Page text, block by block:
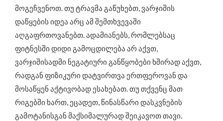
მოგეჩვენოთ. თუ ტრავმა გაწუხებთ, ვარჯიშის
დაწყების იდეა არც ამ შემთხვევაში
აღგაფრთოვანებთ. ადამიანებს, რომლებსაც
ფიტნესში დიდი გამოცდილება არ აქვთ,
ვარჯიშისადმი ნეგატიური განწყობები ხშირად აქვთ,
რადგან ფიზიკური დატვირთვა ერთფეროვან და
მოსაწყენ აქტივობად ესახებათ. თუ თქვენც მათ
რიგებში ხართ, ეცადეთ, წინასწარი დასკვნების
გამოტანისგან მაქსიმალურად შეიკავოთ თავი.